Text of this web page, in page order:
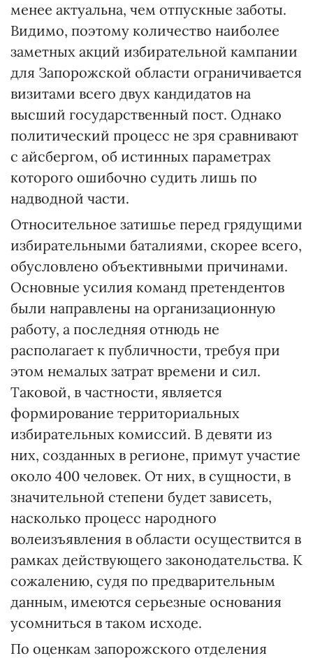
менее актуальна, чем отпускные заботы.
Видимо, поэтому количество наиболее
заметных акций избирательной кампании
для Запорожской области ограничивается
визитами всего двух кандидатов на
высший государственный пост. Однако
политический процесс не зря сравнивают
с айсбергом, об истинных параметрах
которого ошибочно судить лишь по
надводной части.
Относительное затишье перед грядущими
избирательными баталиями, скорее всего,
обусловлено объективными причинами.
Основные усилия команд претендентов
были направлены на организационную
работу, а последняя отнюдь не
располагает к публичности, требуя при
этом немалых затрат времени и сил.
Таковой, в частности, является
формирование территориальных
избирательных комиссий. В девяти из
них, созданных в регионе, примут участие
около 400 человек. От них, в сущности, в
значительной степени будет зависеть,
насколько процесс народного
волеизъявления в области осуществится в
рамках действующего законодательства. К
сожалению, судя по предварительным
данным, имеются серьезные основания
усомниться в таком исходе.
По оценкам запорожского отделения